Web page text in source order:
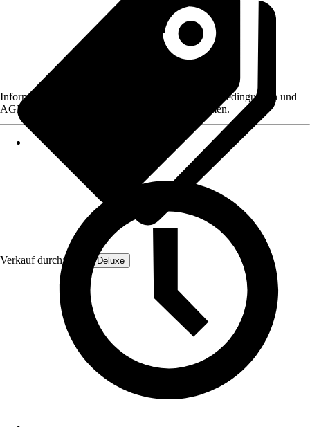
Verkauf durch: Home Deluxe
Informationen des Verkäufers, wie z. B. Rückgabebedingungen und
AGB, finden Sie bei Klick auf den Verkäufernamen.